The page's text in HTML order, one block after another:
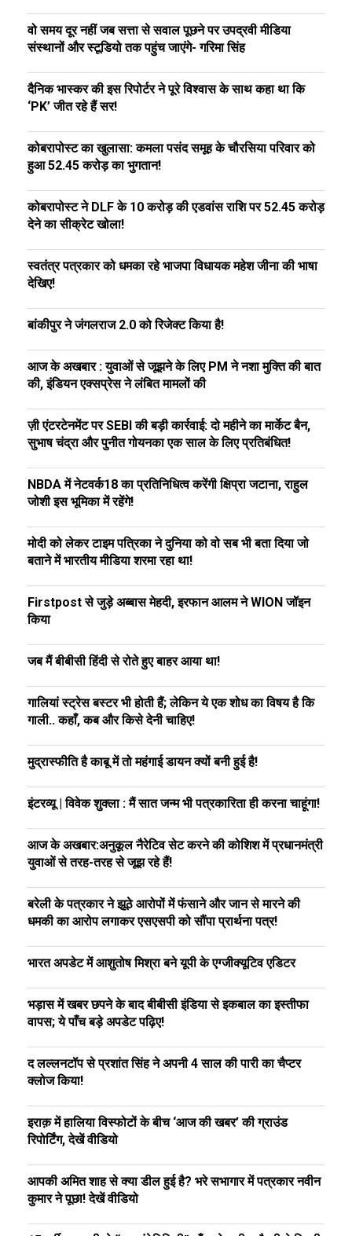
वो समय दूर नहीं जब सत्ता से सवाल पूछने पर उपद्रवी मीडिया
संस्थानों और स्टूडियो तक पहुंच जाएंगे- गरिमा सिंह
दैनिक भास्कर की इस रिपोर्टर ने पूरे विश्वास के साथ कहा था कि
‘PK’ जीत रहे हैं सर!
कोबरापोस्ट का खुलासा: कमला पसंद समूह के चौरसिया परिवार को
हुआ ₹52.45 करोड़ का भुगतान!
कोबरापोस्ट ने DLF के ₹10 करोड़ की एडवांस राशि पर ₹52.45 करोड़
देने का सीक्रेट खोला!
स्वतंत्र पत्रकार को धमका रहे भाजपा विधायक महेश जीना की भाषा
देखिए!
बांकीपुर ने जंगलराज 2.0 को रिजेक्ट किया है!
आज के अखबार : युवाओं से जूझने के लिए PM ने नशा मुक्ति की बात
की, इंडियन एक्सप्रेस ने लंबित मामलों की
ज़ी एंटरटेनमेंट पर SEBI की बड़ी कार्रवाई: दो महीने का मार्केट बैन,
सुभाष चंद्रा और पुनीत गोयनका एक साल के लिए प्रतिबंधित!
NBDA में नेटवर्क18 का प्रतिनिधित्व करेंगी क्षिप्रा जटाना, राहुल
जोशी इस भूमिका में रहेंगे!
मोदी को लेकर टाइम पत्रिका ने दुनिया को वो सब भी बता दिया जो
बताने में भारतीय मीडिया शरमा रहा था!
Firstpost से जुड़े अब्बास मेहदी, इरफान आलम ने WION जॉइन
किया
जब मैं बीबीसी हिंदी से रोते हुए बाहर आया था!
गालियां स्ट्रेस बस्टर भी होती हैं; लेकिन ये एक शोध का विषय है कि
गाली.. कहाँ, कब और किसे देनी चाहिए!
मुद्रास्फीति है काबू में तो महंगाई डायन क्यों बनी हुई है!
इंटरव्यू | विवेक शुक्ला : मैं सात जन्म भी पत्रकारिता ही करना चाहूंगा!
आज के अखबार:अनुकूल नैरेटिव सेट करने की कोशिश में प्रधानमंत्री
युवाओं से तरह-तरह से जूझ रहे हैं!
बरेली के पत्रकार ने झूठे आरोपों में फंसाने और जान से मारने की
धमकी का आरोप लगाकर एसएसपी को सौंपा प्रार्थना पत्र!
भारत अपडेट में आशुतोष मिश्रा बने यूपी के एग्जीक्यूटिव एडिटर
भड़ास में खबर छपने के बाद बीबीसी इंडिया से इकबाल का इस्तीफा
वापस; ये पाँच बड़े अपडेट पढ़िए!
द लल्लनटॉप से प्रशांत सिंह ने अपनी 4 साल की पारी का चैप्टर
क्लोज किया!
इराक़ में हालिया विस्फोटों के बीच ‘आज की खबर’ की ग्राउंड
रिपोर्टिंग, देखें वीडियो
आपकी अमित शाह से क्या डील हुई है? भरे सभागार में पत्रकार नवीन
कुमार ने पूछा! देखें वीडियो